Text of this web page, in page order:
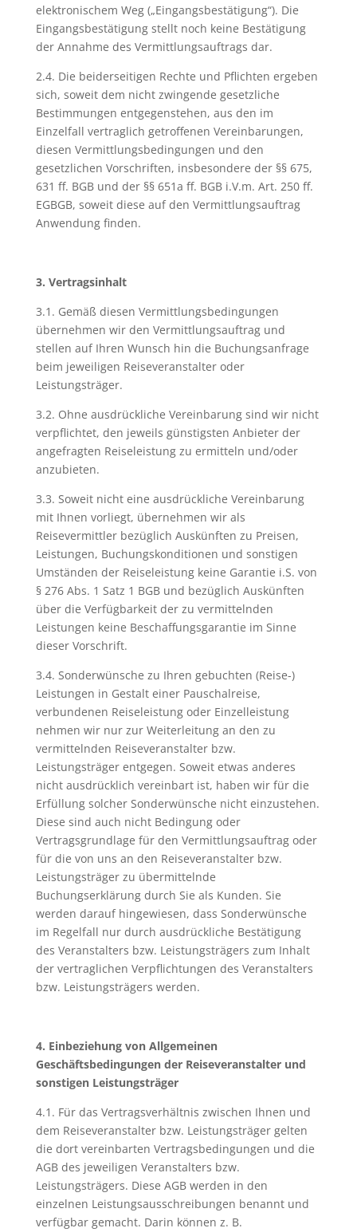
elektronischem Weg („Eingangsbestätigung“). Die
Eingangsbestätigung stellt noch keine Bestätigung
der Annahme des Vermittlungsauftrags dar.
2.4. Die beiderseitigen Rechte und Pflichten ergeben
sich, soweit dem nicht zwingende gesetzliche
Bestimmungen entgegenstehen, aus den im
Einzelfall vertraglich getroffenen Vereinbarungen,
diesen Vermittlungsbedingungen und den
gesetzlichen Vorschriften, insbesondere der §§ 675,
631 ff. BGB und der §§ 651a ff. BGB i.V.m. Art. 250 ff.
EGBGB, soweit diese auf den Vermittlungsauftrag
Anwendung finden.
3. Vertragsinhalt
3.1. Gemäß diesen Vermittlungsbedingungen
übernehmen wir den Vermittlungsauftrag und
stellen auf Ihren Wunsch hin die Buchungsanfrage
beim jeweiligen Reiseveranstalter oder
Leistungsträger.
3.2. Ohne ausdrückliche Vereinbarung sind wir nicht
verpflichtet, den jeweils günstigsten Anbieter der
angefragten Reiseleistung zu ermitteln und/oder
anzubieten.
3.3. Soweit nicht eine ausdrückliche Vereinbarung
mit Ihnen vorliegt, übernehmen wir als
Reisevermittler bezüglich Auskünften zu Preisen,
Leistungen, Buchungskonditionen und sonstigen
Umständen der Reiseleistung keine Garantie i.S. von
§ 276 Abs. 1 Satz 1 BGB und bezüglich Auskünften
über die Verfügbarkeit der zu vermittelnden
Leistungen keine Beschaffungsgarantie im Sinne
dieser Vorschrift.
3.4. Sonderwünsche zu Ihren gebuchten (Reise-)
Leistungen in Gestalt einer Pauschalreise,
verbundenen Reiseleistung oder Einzelleistung
nehmen wir nur zur Weiterleitung an den zu
vermittelnden Reiseveranstalter bzw.
Leistungsträger entgegen. Soweit etwas anderes
nicht ausdrücklich vereinbart ist, haben wir für die
Erfüllung solcher Sonderwünsche nicht einzustehen.
Diese sind auch nicht Bedingung oder
Vertragsgrundlage für den Vermittlungsauftrag oder
für die von uns an den Reiseveranstalter bzw.
Leistungsträger zu übermittelnde
Buchungserklärung durch Sie als Kunden. Sie
werden darauf hingewiesen, dass Sonderwünsche
im Regelfall nur durch ausdrückliche Bestätigung
des Veranstalters bzw. Leistungsträgers zum Inhalt
der vertraglichen Verpflichtungen des Veranstalters
bzw. Leistungsträgers werden.
4. Einbeziehung von Allgemeinen
Geschäftsbedingungen der Reiseveranstalter und
sonstigen Leistungsträger
4.1. Für das Vertragsverhältnis zwischen Ihnen und
dem Reiseveranstalter bzw. Leistungsträger gelten
die dort vereinbarten Vertragsbedingungen und die
AGB des jeweiligen Veranstalters bzw.
Leistungsträgers. Diese AGB werden in den
einzelnen Leistungsausschreibungen benannt und
verfügbar gemacht. Darin können z. B.